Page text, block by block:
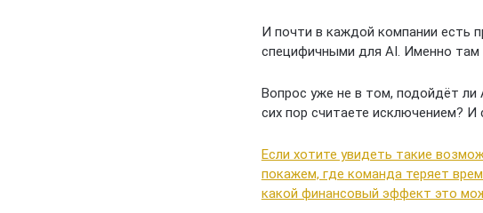
И почти в каждой компании есть
специфичными для AI. Именно
Вопрос уже не в том, подойдёт
сих пор считаете исключением?
Если хотите увидеть такие
покажем, где команда теряет
какой финансовый эффект это